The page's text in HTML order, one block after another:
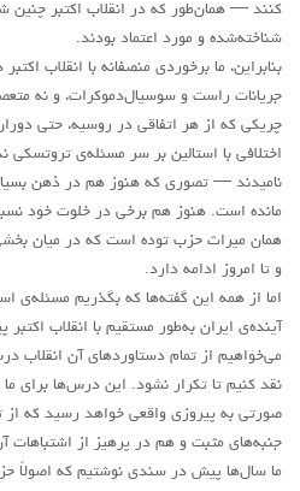
کنند — همان‌طور که در انقلاب اکتبر چنین
شناخته‌شده و مورد اعتماد بودند.
بنابراین، ما برخوردی منصفانه با انقلاب
جریانات راست و سوسیال‌دموکرات، و نه
چریکی که از هر اتفاقی در روسیه، حتی
اختلافی با استالین بر سر مسئله‌ی تروتسکی
نامیدند — تصوری که هنوز هم در ذهن
مانده است. هنوز هم برخی در خلوت خود
همان میراث حزب توده است که در میان
و تا امروز ادامه دارد.
اما از همه این گفته‌ها که بگذریم مسئله‌ی
آینده‌ی ایران به‌طور مستقیم با انقلاب
می‌خواهیم از تمام دستاوردهای آن انقلاب
نقد کنیم تا تکرار نشود. این درس‌ها برای ما
صورتی به پیروزی واقعی خواهد رسید که از
جنبه‌های مثبت و هم در پرهیز از اشتباهات
ما سال‌ها پیش در سندی نوشتیم که اصولاً